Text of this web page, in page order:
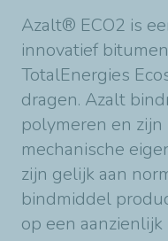
Azalt® ECO2 is
innovatief
TotalEnergies
dragen. Azalt
polymeren en zijn
mechanische
zijn gelijk aan
bindmiddel
op een